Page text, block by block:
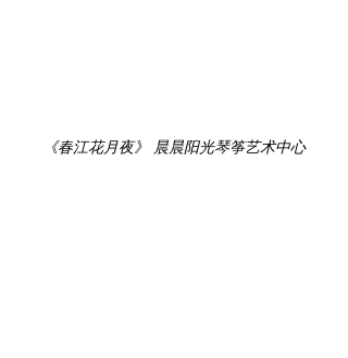
《春江花月夜》 晨晨阳光琴筝艺术中心